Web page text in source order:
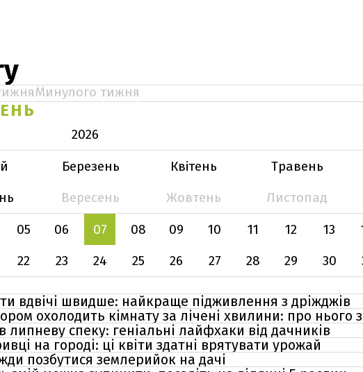
Минулого тижня
2026
Березень Квітень Травень
Вересень Жовтень Листопад
05 06 07 08 09 10 11 12 13
22 23 24 25 26 27 28 29 30
вдвічі швидше: найкраще підживлення з дріжджів
охолодить кімнату за лічені хвилини: про нього
липневу спеку: геніальні лайфхаки від дачників
на городі: ці квіти здатні врятувати урожай
позбутися землерийок на дачі